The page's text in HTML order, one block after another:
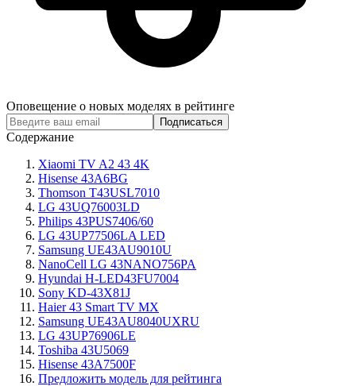
Оповещение о новых моделях в рейтинге
Подписаться
Содержание
Xiaomi TV A2 43 4K
Hisense 43A6BG
Thomson T43USL7010
LG 43UQ76003LD
Philips 43PUS7406/60
LG 43UP77506LA LED
Samsung UE43AU9010U
NanoCell LG 43NANO756PA
Hyundai H-LED43FU7004
Sony KD-43X81J
Haier 43 Smart TV MX
Samsung UE43AU8040UXRU
LG 43UP76906LE
Toshiba 43U5069
Hisense 43A7500F
Предложить модель для рейтинга